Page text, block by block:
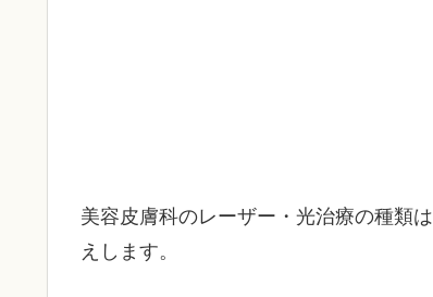
美容皮膚科のレーザー・光治療の種類
えします。